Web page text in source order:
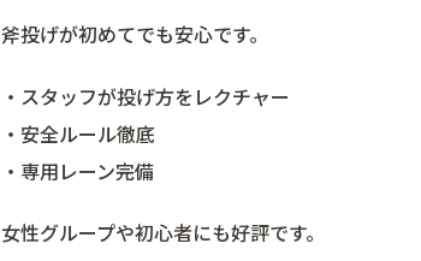
斧投げが初めてでも安心です。
・スタッフが投げ方をレクチャー
・安全ルール徹底
・専用レーン完備
女性グループや初心者にも好評です。